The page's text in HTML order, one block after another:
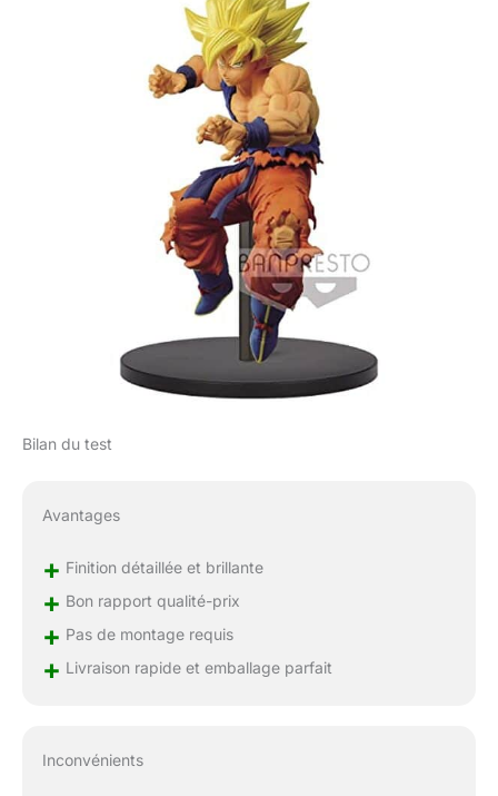
Bilan du test
Avantages
+ Finition détaillée et brillante
+ Bon rapport qualité-prix
+ Pas de montage requis
+ Livraison rapide et emballage parfait
Inconvénients